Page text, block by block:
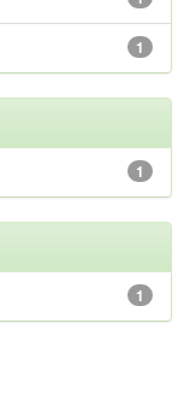
1
1
1